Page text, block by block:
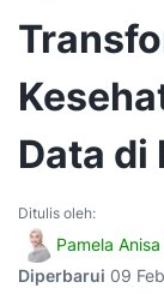
Data di
Ditulis oleh:
Pamela
Diperbarui 09